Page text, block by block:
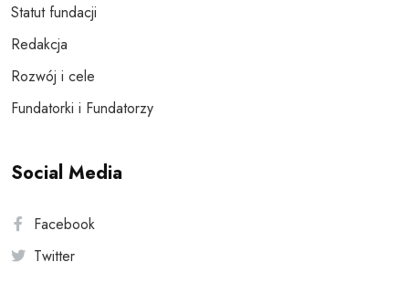
Statut fundacji
Redakcja
Rozwój i cele
Fundatorki i Fundatorzy
Social Media
Facebook
Twitter